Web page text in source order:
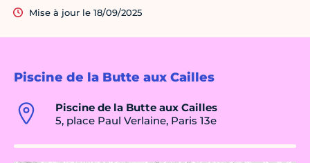
Piscine de la Butte aux Cailles
Piscine de la Butte aux Cailles
5, place Paul Verlaine, Paris 13e
Mise à jour le 18/09/2025